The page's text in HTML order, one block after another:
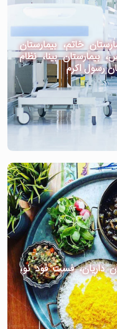
خاتم، بیمارستان
بیمارستان بینا، نظام
رسول اکرم
داریان، فست فود نو،